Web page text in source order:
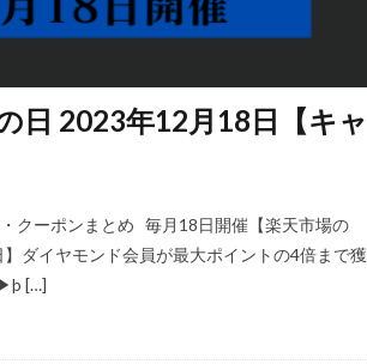
日 2023年12月18日【キャ
クーポンまとめ 毎月18日開催【楽天市場の
ダイヤモンド会員が最大ポイントの4倍まで獲
[…]